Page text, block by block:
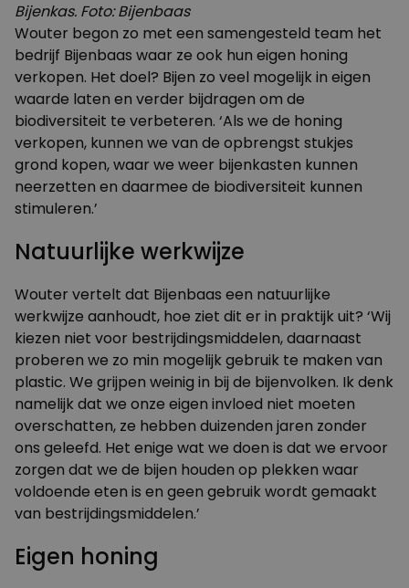
Bijenkas. Foto: Bijenbaas
Wouter begon zo met een samengesteld team het
bedrijf Bijenbaas waar ze ook hun eigen honing
verkopen. Het doel? Bijen zo veel mogelijk in eigen
waarde laten en verder bijdragen om de
biodiversiteit te verbeteren. ‘Als we de honing
verkopen, kunnen we van de opbrengst stukjes
grond kopen, waar we weer bijenkasten kunnen
neerzetten en daarmee de biodiversiteit kunnen
stimuleren.’
Natuurlijke werkwijze
Wouter vertelt dat Bijenbaas een natuurlijke
werkwijze aanhoudt, hoe ziet dit er in praktijk uit? ‘Wij
kiezen niet voor bestrijdingsmiddelen, daarnaast
proberen we zo min mogelijk gebruik te maken van
plastic. We grijpen weinig in bij de bijenvolken. Ik denk
namelijk dat we onze eigen invloed niet moeten
overschatten, ze hebben duizenden jaren zonder
ons geleefd. Het enige wat we doen is dat we ervoor
zorgen dat we de bijen houden op plekken waar
voldoende eten is en geen gebruik wordt gemaakt
van bestrijdingsmiddelen.’
Eigen honing